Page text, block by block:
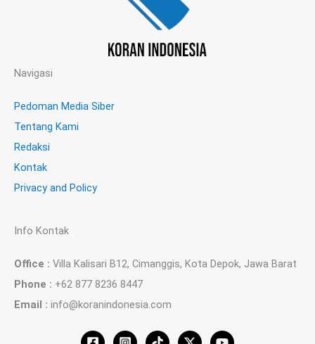
Navigasi
Pedoman Media Siber
Tentang Kami
Redaksi
Kontak
Privacy and Policy
Info Kontak
Office : Villa Kalisari B12, Cimanggis, Kota Depok, Jawa Barat
Phone : +62 877 8236 8447
Email : info@koranindonesia.com